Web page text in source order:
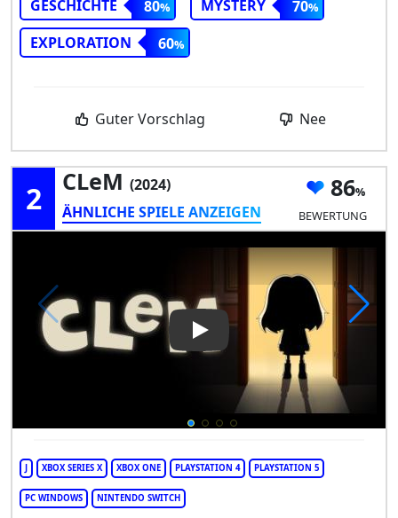
GESCHICHTE
80 MYSTERY
70
EXPLORATION
60
Guter Vorschlag Nee
2 CLeM (2024)
ÄHNLICHE SPIELE ANZEIGEN
86
BEWERTUNG
Play Video: CLeM
J XBOX SERIES X XBOX ONE PLAYSTATION 4 PLAYSTATION 5
PC WINDOWS NINTENDO SWITCH